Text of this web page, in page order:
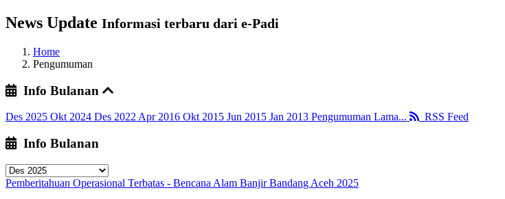
News Update Informasi terbaru dari e-Padi
Home
Pengumuman
Info Bulanan
Des 2025 Okt 2024 Des 2022 Apr 2016 Okt 2015 Jun 2015 Jan 2013 Pengumuman Lama... RSS Feed
Info Bulanan
Pemberitahuan Operasional Terbatas - Bencana Alam Banjir Bandang Aceh 2025